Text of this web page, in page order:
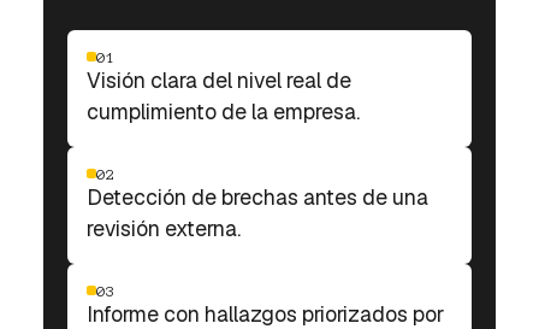
01
Visión clara del nivel real de
cumplimiento de la empresa.
02
Detección de brechas antes de una
revisión externa.
03
Informe con hallazgos priorizados por